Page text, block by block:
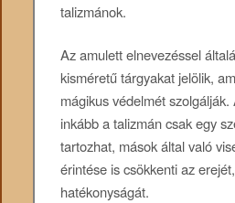
talizmánok.
Az amulett elnevezéssel
kisméretű tárgyakat jelölik,
mágikus védelmét
inkább a talizmán csak egy
tartozhat, mások által való
érintése is csökkenti az
hatékonyságát.